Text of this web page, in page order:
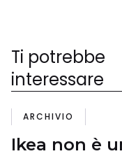
Ti potrebbe
interessare
ARCHIVIO
Ikea non è